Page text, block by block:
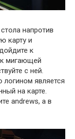
напротив
карту и
к
мигающей
с ней.
является
на карте.
andrews, а в